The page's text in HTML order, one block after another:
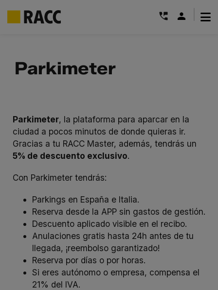
contenido
Parkimeter
Parkimeter, la plataforma para aparcar en la
ciudad a pocos minutos de donde quieras ir.
Gracias a tu RACC Master, además, tendrás un
5% de descuento exclusivo.
Con Parkimeter tendrás:
Parkings en España e Italia.
Reserva desde la APP sin gastos de gestión.
Descuento aplicado visible en el recibo.
Anulaciones gratis hasta 24h antes de tu
llegada, ¡reembolso garantizado!
Reserva por días o por horas.
Si eres autónomo o empresa, compensa el
21% del IVA.